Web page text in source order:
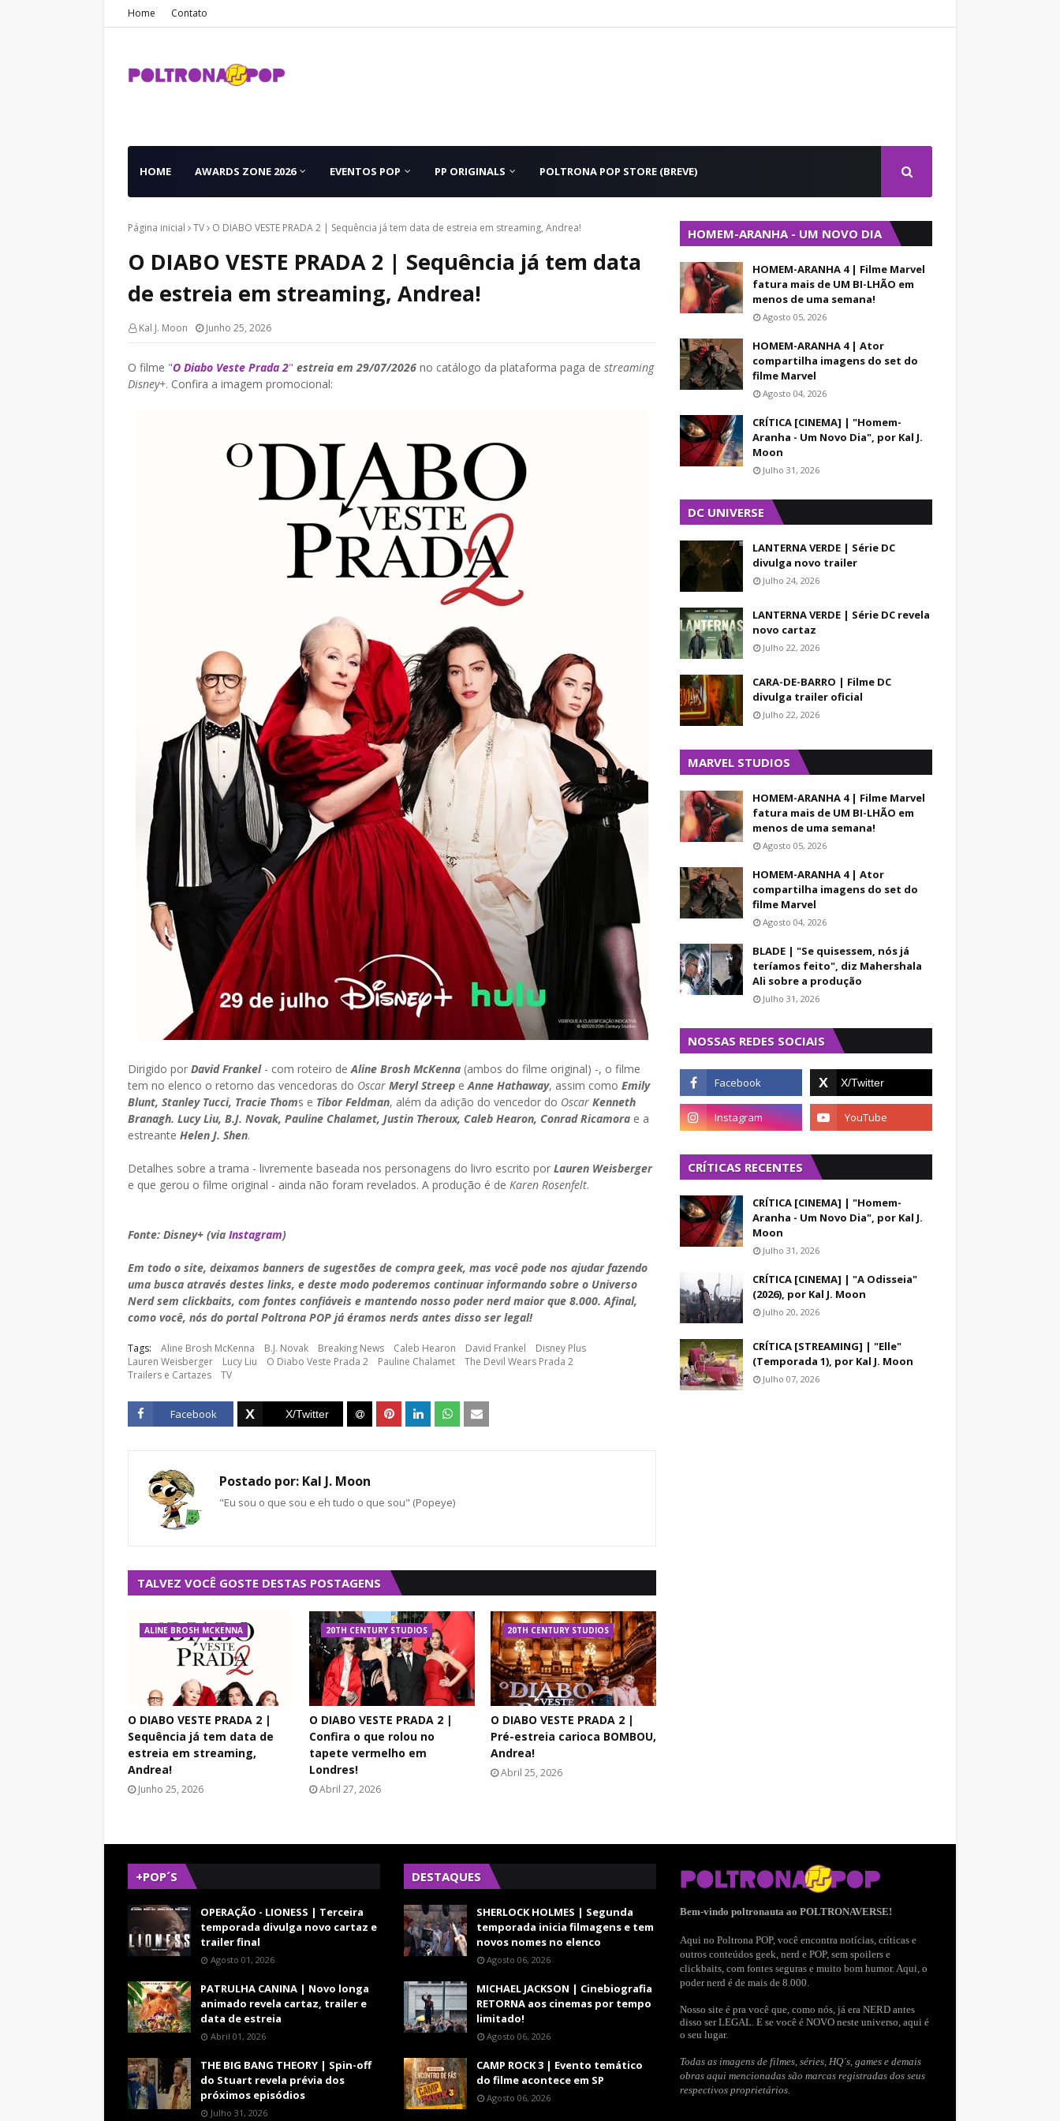
Home Contato
HOME AWARDS ZONE 2026 EVENTOS POP PP ORIGINALS POLTRONA POP STORE (BREVE)
Página inicial TV O DIABO VESTE PRADA 2 | Sequência já tem data de estreia em streaming, Andrea!
O DIABO VESTE PRADA 2 | Sequência já tem data
de estreia em streaming, Andrea!
Kal J. Moon Junho 25, 2026
O filme "O Diabo Veste Prada 2" estreia em 29/07/2026 no catálogo da plataforma paga de streaming
Disney+. Confira a imagem promocional:
Dirigido por David Frankel - com roteiro deAline Brosh McKenna (ambos do filme original) -, o filme
tem no elenco o retorno das vencedoras do Oscar Meryl Streep eAnne Hathaway, assim como Emily
Blunt, Stanley Tucci, Tracie Thoms e Tibor Feldman, além da adição do vencedor do Oscar Kenneth
Branagh. Lucy Liu, B.J. Novak, Pauline Chalamet, Justin Theroux, Caleb Hearon, Conrad Ricamora e a
estreante Helen J. Shen.
Detalhes sobre a trama - livremente baseada nos personagens do livro escrito por Lauren Weisberger
e que gerou o filme original - ainda não foram revelados. A produção é de Karen Rosenfelt.
Fonte: Disney+ (via Instagram)
Em todo o site, deixamos banners de sugestões de compra geek, mas você pode nos ajudar fazendo
uma busca através destes links, e deste modo poderemos continuar informando sobre o Universo
Nerd sem clickbaits, com fontes confiáveis e mantendo nosso poder nerd maior que 8.000. Afinal,
como você, nós do portal Poltrona POP já éramos nerds antes disso ser legal!
Tags: Aline Brosh McKenna B.J. Novak Breaking News Caleb Hearon David Frankel
Disney Plus
Lauren Weisberger
Lucy Liu O Diabo Veste Prada 2 Pauline Chalamet
The Devil Wears Prada 2
Trailers e Cartazes
TV
Facebook
Postado por: Kal J. Moon
"Eu sou o que sou e eh tudo o que sou" (Popeye)
TALVEZ VOCÊ GOSTE DESTAS POSTAGENS
ALINE BROSH MCKENNA
O DIABO VESTE PRADA 2 |
Sequência já tem data de
estreia em streaming,
Andrea!
Junho 25, 2026
20TH CENTURY STUDIOS
O DIABO VESTE PRADA 2 |
Confira o que rolou no
tapete vermelho em
Londres!
Abril 27, 2026
20TH CENTURY STUDIOS
O DIABO VESTE PRADA 2 |
Pré-estreia carioca BOMBOU,
Andrea!
Abril 25, 2026
HOMEM-ARANHA - UM NOVO DIA
HOMEM-ARANHA 4 | Filme Marvel
fatura mais de UM BI-LHÃO em
menos de uma semana!
Agosto 05, 2026
HOMEM-ARANHA 4 | Ator
compartilha imagens do set do
filme Marvel
Agosto 04, 2026
CRÍTICA [CINEMA] | "Homem-
Aranha - Um Novo Dia", por Kal J.
Moon
Julho 31, 2026
DC UNIVERSE
LANTERNA VERDE | Série DC
divulga novo trailer
Julho 24, 2026
LANTERNA VERDE | Série DC revela
novo cartaz
Julho 22, 2026
CARA-DE-BARRO | Filme DC
divulga trailer oficial
Julho 22, 2026
MARVEL STUDIOS
HOMEM-ARANHA 4 | Filme Marvel
fatura mais de UM BI-LHÃO em
menos de uma semana!
Agosto 05, 2026
HOMEM-ARANHA 4 | Ator
compartilha imagens do set do
filme Marvel
Agosto 04, 2026
BLADE | "Se quisessem, nós já
teríamos feito", diz Mahershala
Ali sobre a produção
Julho 31, 2026
NOSSAS REDES SOCIAIS
CRÍTICAS RECENTES
CRÍTICA [CINEMA] | "Homem-
Aranha - Um Novo Dia", por Kal J.
Moon
Julho 31, 2026
CRÍTICA [CINEMA] | "A Odisseia"
(2026), por Kal J. Moon
Julho 20, 2026
CRÍTICA [STREAMING] | "Elle"
(Temporada 1), por Kal J. Moon
Julho 07, 2026
+POP´S
OPERAÇÃO - LIONESS | Terceira
temporada divulga novo cartaz e
trailer final
Agosto 01, 2026
PATRULHA CANINA | Novo longa
animado revela cartaz, trailer e
data de estreia
Abril 01, 2026
THE BIG BANG THEORY | Spin-off
do Stuart revela prévia dos
próximos episódios
Julho 31, 2026
DESTAQUES
SHERLOCK HOLMES | Segunda
temporada inicia filmagens e tem
novos nomes no elenco
Agosto 06, 2026
MICHAEL JACKSON | Cinebiografia
RETORNA aos cinemas por tempo
limitado!
Agosto 06, 2026
CAMP ROCK 3 | Evento temático
do filme acontece em SP
Agosto 06, 2026
Bem-vindo poltronauta ao POLTRONAVERSE!
Aqui no Poltrona POP, você encontra notícias, críticas e
outros conteúdos geek, nerd e POP, sem spoilers e
clickbaits, com fontes seguras e muito bom humor. Aqui, o
poder nerd é de mais de 8.000.
Nosso site é pra você que, como nós, já era NERD antes
disso ser LEGAL. E se você é NOVO neste universo, aqui é
o seu lugar.
Todas as imagens de filmes, séries, HQ´s, games e demais
obras aqui mencionadas são marcas registradas dos seus
respectivos proprietários.